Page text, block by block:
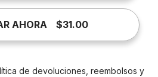
AHORA $31.00
de devoluciones, reembolsos y